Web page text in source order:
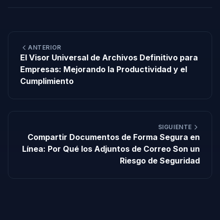
ANTERIOR
El Visor Universal de Archivos Definitivo para
Empresas: Mejorando la Productividad y el
Cumplimiento
SIGUIENTE
Compartir Documentos de Forma Segura en
Línea: Por Qué los Adjuntos de Correo Son un
Riesgo de Seguridad